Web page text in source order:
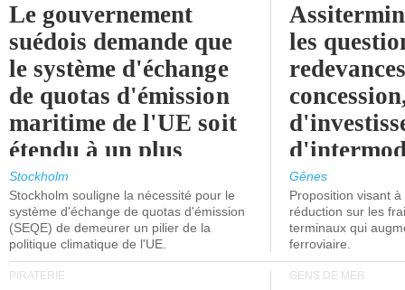
Le gouvernement
suédois demande que
le système d'échange
de quotas d'émission
maritime de l'UE soit
étendu à un plus
grand nombre de
navires.
Stockholm
Stockholm souligne la nécessité pour le
système d'échange de quotas d'émission
(SEQE) de demeurer un pilier de la
politique climatique de l'UE.
les
l'attention
politiciens.
Gênes
Proposition visant
réduction sur les
terminaux qui
ferroviaire.
PIRATERIE GENS DE MER